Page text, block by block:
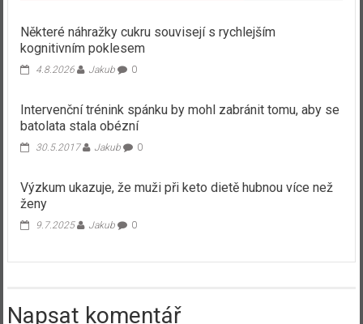
Některé náhražky cukru souvisejí s rychlejším
kognitivním poklesem
4.8.2026 Jakub 0
Intervenční trénink spánku by mohl zabránit tomu, aby se
batolata stala obézní
30.5.2017 Jakub 0
Výzkum ukazuje, že muži při keto dietě hubnou více než
ženy
9.7.2025 Jakub 0
Napsat komentář